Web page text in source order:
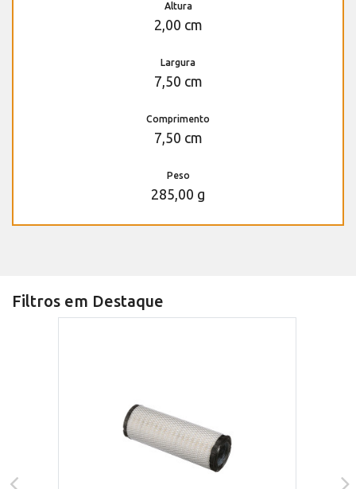
Altura
2,00 cm
Largura
7,50 cm
Comprimento
7,50 cm
Peso
285,00 g
Filtros em Destaque